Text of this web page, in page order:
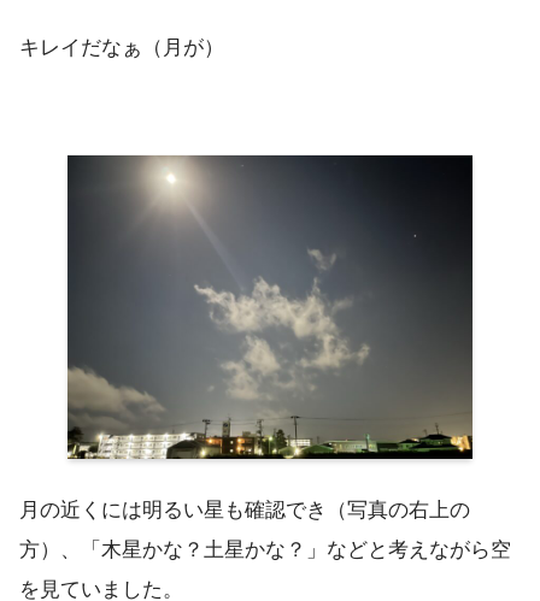
キレイだなぁ（月が）
月の近くには明るい星も確認でき（写真の右上の
方）、「木星かな？土星かな？」などと考えながら空
を見ていました。